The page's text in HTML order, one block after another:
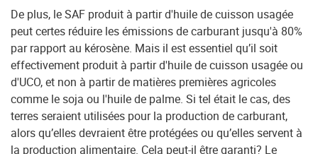
De plus, le SAF produit à partir d'huile de cuisson usagée
peut certes réduire les émissions de carburant jusqu'à 80%
par rapport au kérosène. Mais il est essentiel qu’il soit
effectivement produit à partir d'huile de cuisson usagée ou
d'UCO, et non à partir de matières premières agricoles
comme le soja ou l'huile de palme. Si tel était le cas, des
terres seraient utilisées pour la production de carburant,
alors qu’elles devraient être protégées ou qu’elles servent à
la production alimentaire. Cela peut-il être garanti? Le